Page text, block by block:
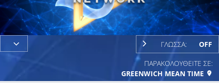
Video
ΓΛΩΣΣΑ: OFF
ΠΑΡΑΚΟΛΟΥΘΕΙΤΕ ΣΕ:
GREENWICH MEAN TIME